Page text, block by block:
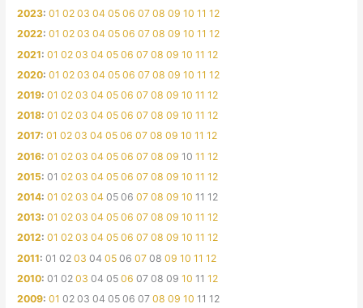
2023:01 02 03 04 05 06 07 08 09 10 11 12
2022:01 02 03 04 05 06 07 08 09 10 11 12
2021:01 02 03 04 05 06 07 08 09 10 11 12
2020:01 02 03 04 05 06 07 08 09 10 11 12
2019:01 02 03 04 05 06 07 08 09 10 11 12
2018:01 02 03 04 05 06 07 08 09 10 11 12
2017:01 02 03 04 05 06 07 08 09 10 11 12
2016:01 02 03 04 05 06 07 08 09 10 11 12
2015:01 02 03 04 05 06 07 08 09 10 11 12
2014:01 02 03 04 05 06 07 08 09 10 11 12
2013:01 02 03 04 05 06 07 08 09 10 11 12
2012:01 02 03 04 05 06 07 08 09 10 11 12
2011:01 02 03 04 05 06 07 08 09 10 11 12
2010:01 02 03 04 05 06 07 08 09 10 11 12
2009:01 02 03 04 05 06 07 08 09 10 11 12